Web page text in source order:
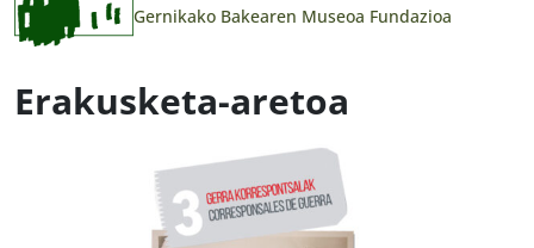
Gernikako Bakearen Museoa Fundazioa
Erakusketa-aretoa